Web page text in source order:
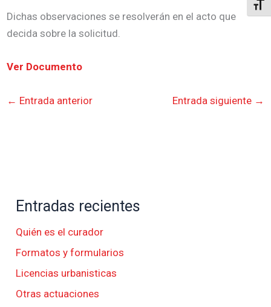
Dichas observaciones se resolverán en el acto que
decida sobre la solicitud.
Ver Documento
← Entrada anterior Entrada siguiente →
Entradas recientes
Quién es el curador
Formatos y formularios
Licencias urbanisticas
Otras actuaciones